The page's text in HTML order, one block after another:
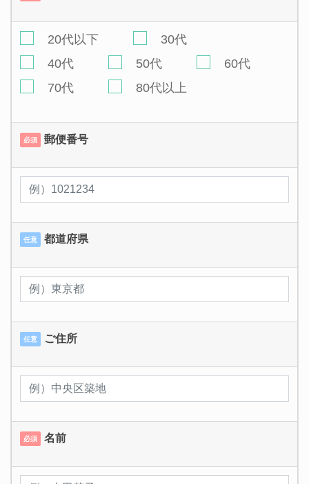
20代以下
30代
40代
50代
60代
70代
80代以上
必須 郵便番号
任意 都道府県
任意 ご住所
必須 名前